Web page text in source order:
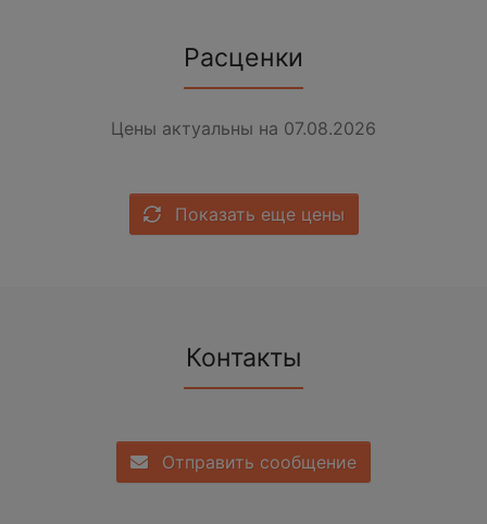
Расценки
Цены актуальны на 07.08.2026
Показать еще цены
Контакты
Отправить сообщение